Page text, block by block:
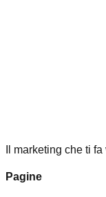
Il marketing che ti
Pagine